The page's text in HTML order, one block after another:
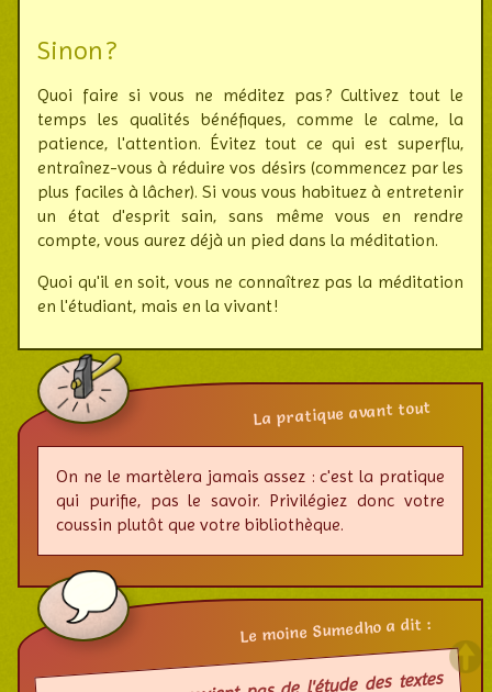
Sinon ?
Quoi faire si vous ne méditez pas ? Cultivez tout le
temps les qualités béné­fiques, comme le calme, la
patience, l'attention. Évitez tout ce qui est superflu,
entraînez-vous à réduire vos désirs (commen­cez par les
plus faciles à lâcher). Si vous vous habi­tuez à entre­te­nir
un état d'esprit sain, sans même vous en rendre
compte, vous aurez déjà un pied dans la méditation.
Quoi qu'il en soit, vous ne connaîtrez pas la méditation
en l'étudiant, mais en la vivant !
La pratique avant tout
On ne le martèlera jamais assez : c'est la pratique
qui purifie, pas le savoir. Privi­lé­giez donc votre
coussin plutôt que votre biblio­thèque.
Le moine Sumedho a dit :